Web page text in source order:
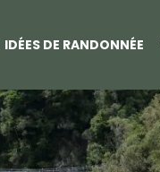
IDÉES DE RANDONNÉE